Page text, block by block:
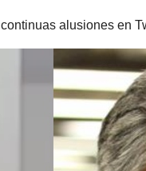
alusiones en